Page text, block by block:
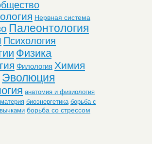
Нервная система
Палеонтология
Психология
Физика
Филология Химия
Эволюция
анатомия и физиология
биоэнергетика борьба с
борьба со стрессом